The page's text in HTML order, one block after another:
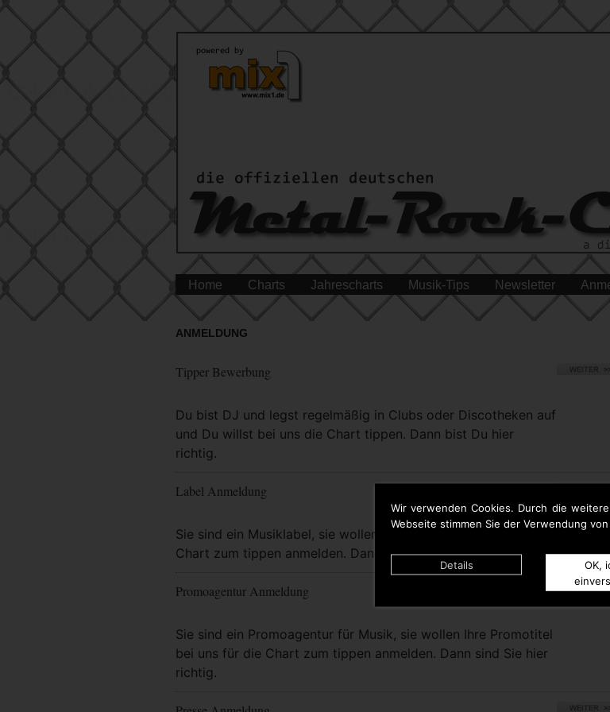
Wir verwenden Cookies. Durch die
Webseite stimmen Sie der Verwendung von
Details
OK,
Home Charts Jahrescharts Musik-Tips Newsletter
ANMELDUNG
Tipper Bewerbung
Du bist DJ und legst regelmäßig in Clubs oder Discotheken auf
und Du willst bei uns die Chart tippen. Dann bist Du hier
richtig.
Mehr Info
Label Anmeldung
Sie sind ein Musiklabel, sie wollen bei uns eigene Titel für die
Chart zum tippen anmelden. Dann sind Sie hier richtig.
Mehr Info
Promoagentur Anmeldung
Sie sind ein Promoagentur für Musik, sie wollen Ihre Promotitel
bei uns für die Chart zum tippen anmelden. Dann sind Sie hier
richtig.
Mehr Info